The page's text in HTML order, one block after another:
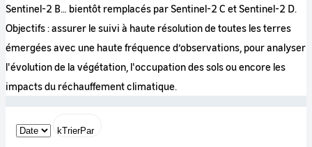
Sentinel-2 B… bientôt remplacés par Sentinel-2 C et Sentinel-2 D.
Objectifs : assurer le suivi à haute résolution de toutes les terres
émergées avec une haute fréquence d’observations, pour analyser
l'évolution de la végétation, l'occupation des sols ou encore les
impacts du réchauffement climatique.
kTrierPar